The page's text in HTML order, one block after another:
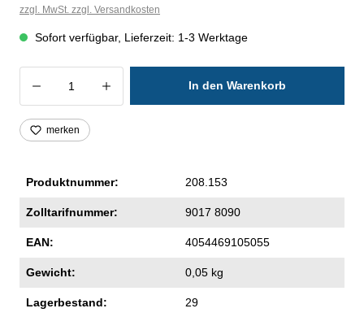
zzgl. MwSt. zzgl. Versandkosten
Sofort verfügbar, Lieferzeit: 1-3 Werktage
Produkt Anzahl: Gib den gewünschten
In den Warenkorb
merken
Produktnummer: 208.153
Zolltarifnummer: 9017 8090
EAN: 4054469105055
Gewicht: 0,05 kg
Lagerbestand: 29